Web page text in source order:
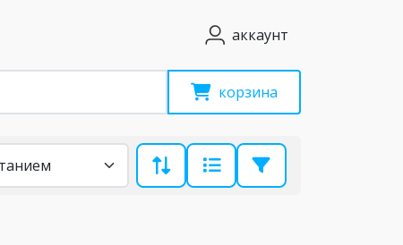
аккаунт
корзина